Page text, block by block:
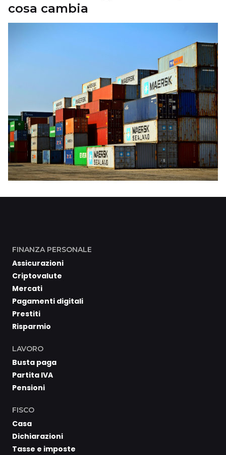
cosa cambia
FINANZA PERSONALE
Assicurazioni
Criptovalute
Mercati
Pagamenti digitali
Prestiti
Risparmio
LAVORO
Busta paga
Partita IVA
Pensioni
FISCO
Casa
Dichiarazioni
Tasse e imposte